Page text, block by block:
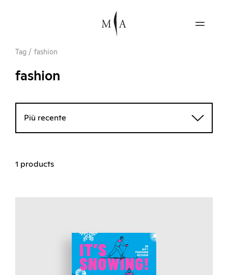
Tag / fashion
fashion
Più recente
1 products